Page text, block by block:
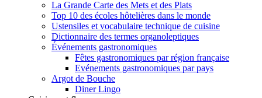
La Grande Carte des Mets et des Plats
Top 10 des écoles hôtelières dans le monde
Ustensiles et vocabulaire technique de cuisine
Dictionnaire des termes organoleptiques
Événements gastronomiques
Fêtes gastronomiques par région française
Evénements gastronomiques par pays
Argot de Bouche
Diner Lingo